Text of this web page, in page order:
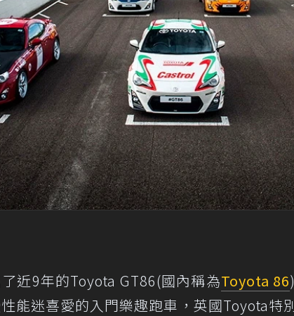
近9年的Toyota GT86(國內稱為Toyota 86)
能迷喜愛的入門樂趣跑車，英國Toyota特